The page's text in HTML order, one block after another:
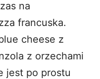
na
francuska.
cheese z
z orzechami
jest po prostu